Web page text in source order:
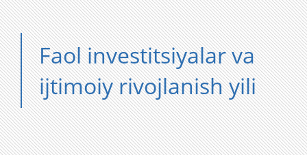
Faol investitsiyalar va
ijtimoiy rivojlanish yili